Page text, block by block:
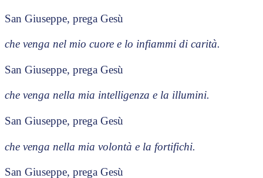
San Giuseppe, prega Gesù
che venga nel mio cuore e lo infiammi di carità.
San Giuseppe, prega Gesù
che venga nella mia intelligenza e la illumini.
San Giuseppe, prega Gesù
che venga nella mia volontà e la fortifichi.
San Giuseppe, prega Gesù